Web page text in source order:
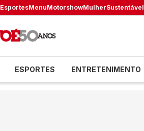
EsportesMenuMotorshowMulherSustentável
ESPORTES ENTRETENIMENTO